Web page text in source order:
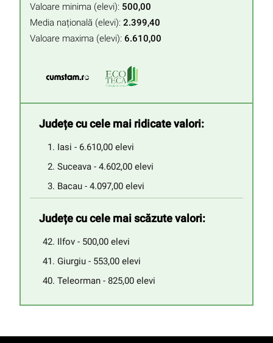
Valoare minima (elevi): 500,00
Media națională (elevi): 2.399,40
Valoare maxima (elevi): 6.610,00
Județe cu cele mai ridicate valori:
Iasi - 6.610,00 elevi
Suceava - 4.602,00 elevi
Bacau - 4.097,00 elevi
Județe cu cele mai scăzute valori:
Ilfov - 500,00 elevi
Giurgiu - 553,00 elevi
Teleorman - 825,00 elevi